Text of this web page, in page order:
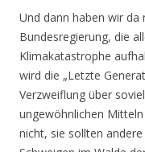
Und dann haben wir da
Bundesregierung, die
Klimakatastrophe
wird die „Letzte
Verzweiflung über
ungewöhnlichen
nicht, sie sollten